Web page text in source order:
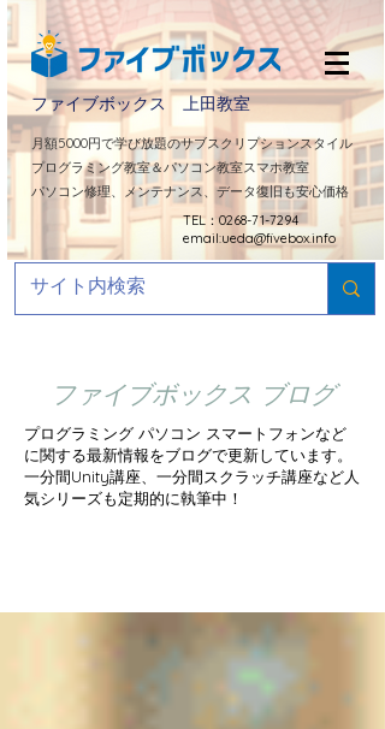
ファイブボックス 上田教室
​月額5000円で学び放題のサブスクリプションスタイル
プログラミング教室＆パソコン教室スマホ教室
パソコン修理、メンテナンス、データ復旧も安心価格
TEL：0268-71-7294
email:ueda@fivebox.info
ファイブボックス ブログ
プログラミング パソコン スマートフォンなど
に関する最新情報をブログで更新しています。
​一分間Unity講座、一分間スクラッチ講座など人
気シリーズも定期的に執筆中！